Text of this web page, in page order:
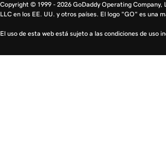
Copyright © 1999 - 2026 GoDaddy Operating Company,
LLC en los EE. UU. y otros países. El logo "GO" es una
El uso de esta web está sujeto a las condiciones de uso